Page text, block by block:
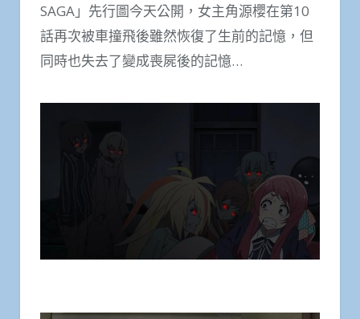
SAGA」先行圖今天公開，女主角源櫻在第10
話再次被車撞飛後雖然恢復了生前的記憶，但
同時也失去了變成喪屍後的記憶…